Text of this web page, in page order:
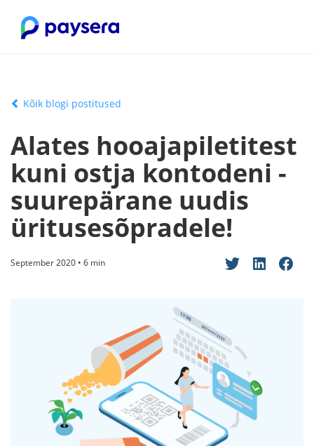
Kõik blogi postitused
Alates hooajapiletitest
kuni ostja kontodeni -
suurepärane uudis
üritusesõpradele!
September 2020 • 6 min